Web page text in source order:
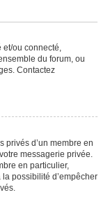
et/ou connecté,
du forum, ou
Contactez
privés d’un membre en
messagerie privée.
en particulier,
possibilité d’empêcher